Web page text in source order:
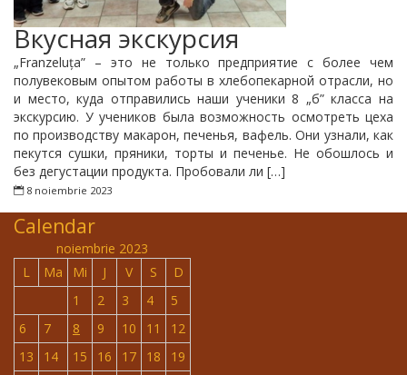
Вкусная экскурсия
„Franzeluța” – это не только предприятие с более чем
полувековым опытом работы в хлебопекарной отрасли, но
и место, куда отправились наши ученики 8 „б” класса на
экскурсию. У учеников была возможность осмотреть цеха
по производству макарон, печенья, вафель. Они узнали, как
пекутся сушки, пряники, торты и печенье. Не обошлось и
без дегустации продукта. Пробовали ли […]
8 noiembrie 2023
Calendar
noiembrie 2023
L
Ma Mi J V S
D
1
2 3 4
5
6
7 8 9 10 11
12
13
14 15 16 17 18
19